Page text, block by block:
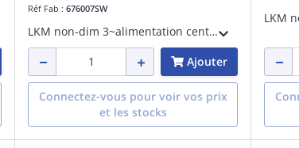
Réf Fab : 676007SW
LKM non-dim 3~alimentation centrale en saillienoir LxlxH : 120x36x33mm
Ajouter
Connectez-vous pour voir vos prix
et les stocks